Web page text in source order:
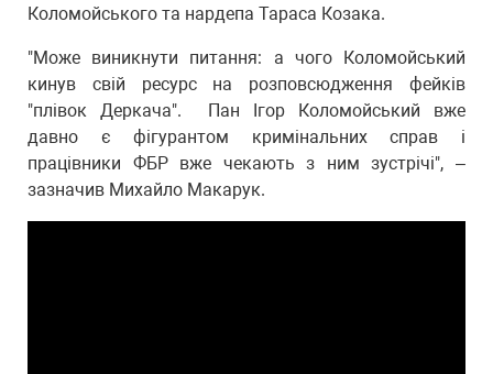
Коломойського та нардепа Тараса Козака.
"Може виникнути питання: а чого Коломойський
кинув свій ресурс на розповсюдження фейків
"плівок Деркача". Пан Ігор Коломойський вже
давно є фігурантом кримінальних справ і
працівники ФБР вже чекають з ним зустрічі", –
зазначив Михайло Макарук.